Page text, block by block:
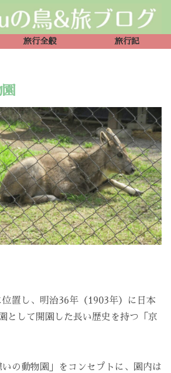
旅行全般 旅行記
置し、明治36年（1903年）に日本
として開園した長い歴史を持つ「京
いの動物園」をコンセプトに、園内は